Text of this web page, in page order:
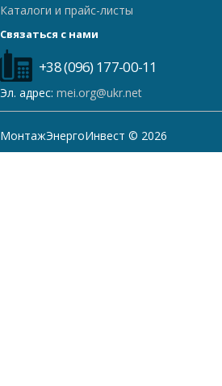
Каталоги и прайс-листы
Связаться с нами
+38 (096) 177-00-11
Эл. адрес: mei.org@ukr.net
МонтажЭнергоИнвест © 2026